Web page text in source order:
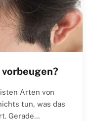
Arten von
tun, was das
Gerade…